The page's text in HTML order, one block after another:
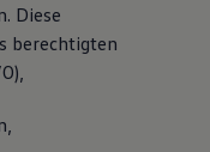
Diese
berechtigten